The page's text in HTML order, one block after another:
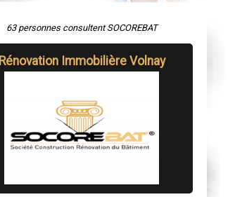
63 personnes consultent SOCOREBAT
Rénovation Immobilière Volnay